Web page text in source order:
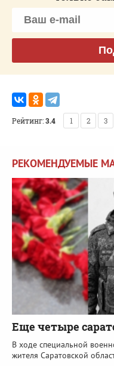
Рейтинг:3.4 1 2 3
РЕКОМЕНДУЕМЫЕ
Еще четыре
В ходе специальной
жителя Саратовской